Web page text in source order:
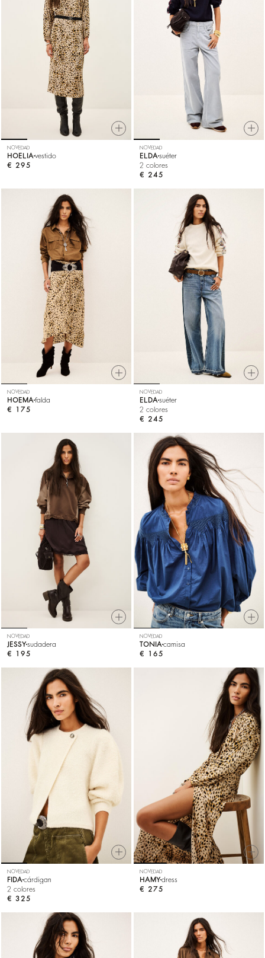
NOVEDAD
HOELIA vestido
€ 295
NOVEDAD
ELDA suéter
2 colores
€ 245
NOVEDAD
HOEMA falda
€ 175
NOVEDAD
ELDA suéter
2 colores
€ 245
NOVEDAD
JESSYsudadera
€ 195
NOVEDAD
TONIA camisa
€ 165
NOVEDAD
FIDA cárdigan
2 colores
€ 325
NOVEDAD
HAMYdress
€ 275